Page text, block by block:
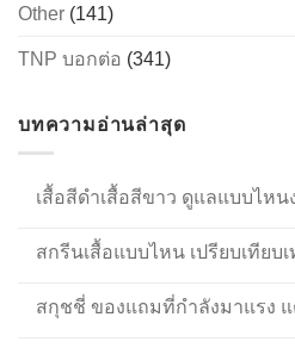
Other (141)
TNP บอกต่อ (341)
บทความอ่านล่าสุด
เสื้อสีดำเสื้อสีขาว ดูแลแบบไหน
สกรีนเสื้อแบบไหน เปรียบเทีย
สกุชชี่ ของแถมที่กำลังมาแรง